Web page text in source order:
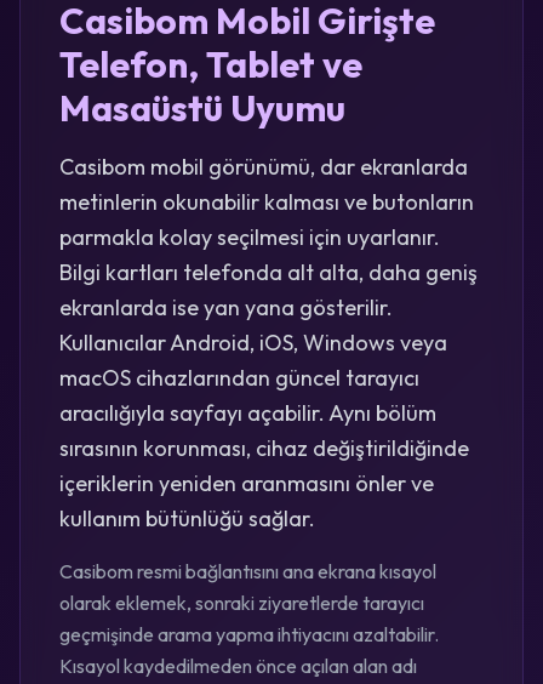
Casibom Mobil Girişte
Telefon, Tablet ve
Masaüstü Uyumu
Casibom mobil görünümü, dar ekranlarda
metinlerin okunabilir kalması ve butonların
parmakla kolay seçilmesi için uyarlanır.
Bilgi kartları telefonda alt alta, daha geniş
ekranlarda ise yan yana gösterilir.
Kullanıcılar Android, iOS, Windows veya
macOS cihazlarından güncel tarayıcı
aracılığıyla sayfayı açabilir. Aynı bölüm
sırasının korunması, cihaz değiştirildiğinde
içeriklerin yeniden aranmasını önler ve
kullanım bütünlüğü sağlar.
Casibom resmi bağlantısını ana ekrana kısayol
olarak eklemek, sonraki ziyaretlerde tarayıcı
geçmişinde arama yapma ihtiyacını azaltabilir.
Kısayol kaydedilmeden önce açılan alan adı